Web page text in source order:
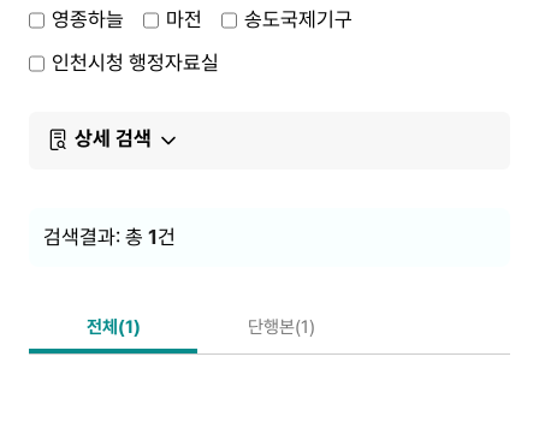
영종하늘
마전
송도국제기구
인천시청 행정자료실
상세 검색
검색결과: 총 1건
전체(1) 단행본(1)